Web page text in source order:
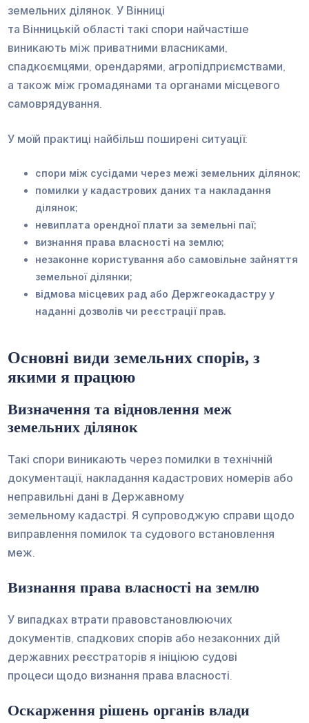
земельних ділянок. У Вінниці
та Вінницькій області такі спори найчастіше
виникають між приватними власниками,
спадкоємцями, орендарями, агропідприємствами,
а також між громадянами та органами місцевого
самоврядування.
У моїй практиці найбільш поширені ситуації:
спори між сусідами через межі земельних ділянок;
помилки у кадастрових даних та накладання
ділянок;
невиплата орендної плати за земельні паї;
визнання права власності на землю;
незаконне користування або самовільне зайняття
земельної ділянки;
відмова місцевих рад або Держгеокадастру у
наданні дозволів чи реєстрації прав.
Основні види земельних спорів, з
якими я працюю
Визначення та відновлення меж
земельних ділянок
Такі спори виникають через помилки в технічній
документації, накладання кадастрових номерів або
неправильні дані в Державному
земельному кадастрі. Я супроводжую справи щодо
виправлення помилок та судового встановлення
меж.
Визнання права власності на землю
У випадках втрати правовстановлюючих
документів, спадкових спорів або незаконних дій
державних реєстраторів я ініціюю судові
процеси щодо визнання права власності.
Оскарження рішень органів влади